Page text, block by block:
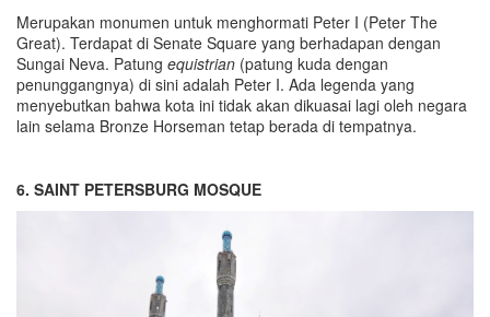
Merupakan monumen untuk menghormati Peter I (Peter The
Great). Terdapat di Senate Square yang berhadapan dengan
Sungai Neva. Patung equistrian (patung kuda dengan
penunggangnya) di sini adalah Peter I. Ada legenda yang
menyebutkan bahwa kota ini tidak akan dikuasai lagi oleh negara
lain selama Bronze Horseman tetap berada di tempatnya.
6. SAINT PETERSBURG MOSQUE